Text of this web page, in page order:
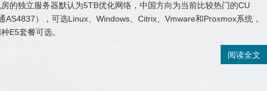
的独立服务器默认为5TB优化网络，中国方向为当前比较热门的CU
AS4837），可选Linux、Windows、Citrix、Vmware和Proxmox系统，
E5套餐可选。
阅读全文